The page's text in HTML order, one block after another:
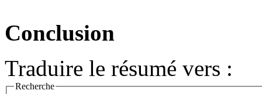
Conclusion
Traduire le résumé vers :
Recherche